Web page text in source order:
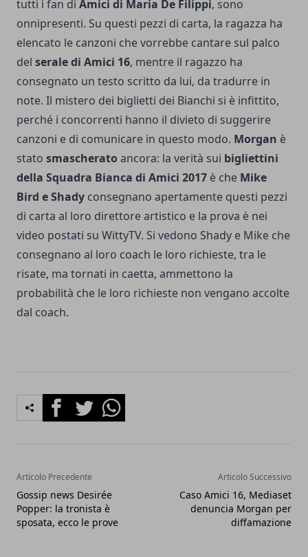
tutti i fan di Amici di Maria De Filippi, sono
onnipresenti. Su questi pezzi di carta, la ragazza ha
elencato le canzoni che vorrebbe cantare sul palco
del serale di Amici 16, mentre il ragazzo ha
consegnato un testo scritto da lui, da tradurre in
note. Il mistero dei biglietti dei Bianchi si è infittito,
perché i concorrenti hanno il divieto di suggerire
canzoni e di comunicare in questo modo. Morgan è
stato smascherato ancora: la verità sui bigliettini
della Squadra Bianca di Amici 2017 è che Mike
Bird e Shady consegnano apertamente questi pezzi
di carta al loro direttore artistico e la prova è nei
video postati su WittyTV. Si vedono Shady e Mike che
consegnano al loro coach le loro richieste, tra le
risate, ma tornati in caetta, ammettono la
probabilità che le loro richieste non vengano accolte
dal coach.
FacebookTwitterWhatsapp
Articolo Precedente
Gossip news Desirée
Popper: la tronista è
sposata, ecco le prove
Articolo Successivo
Caso Amici 16, Mediaset
denuncia Morgan per
diffamazione